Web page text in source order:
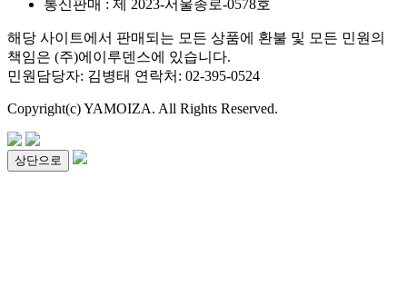
통신판매 : 제 2023-서울종로-0578호
해당 사이트에서 판매되는 모든 상품에 환불 및 모든 민원의
책임은 (주)에이루덴스에 있습니다.
민원담당자: 김병태 연락처: 02-395-0524
Copyright(c) YAMOIZA. All Rights Reserved.
상단으로